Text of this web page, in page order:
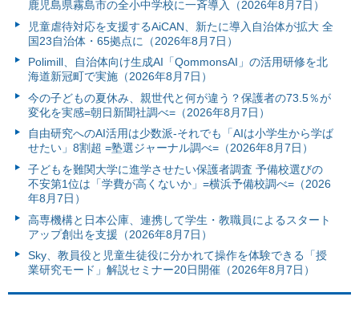
鹿児島県霧島市の全小中学校に一斉導入（2026年8月7日）
児童虐待対応を支援するAiCAN、新たに導入自治体が拡大 全
国23自治体・65拠点に（2026年8月7日）
Polimill、自治体向け生成AI「QommonsAI」の活用研修を北
海道新冠町で実施（2026年8月7日）
今の子どもの夏休み、親世代と何が違う？保護者の73.5％が
変化を実感=朝日新聞社調べ=（2026年8月7日）
自由研究へのAI活用は少数派-それでも「AIは小学生から学ば
せたい」8割超 =塾選ジャーナル調べ=（2026年8月7日）
子どもを難関大学に進学させたい保護者調査 予備校選びの
不安第1位は「学費が高くないか」=横浜予備校調べ=（2026
年8月7日）
高専機構と日本公庫、連携して学生・教職員によるスタート
アップ創出を支援（2026年8月7日）
Sky、教員役と児童生徒役に分かれて操作を体験できる「授
業研究モード」解説セミナー20日開催（2026年8月7日）